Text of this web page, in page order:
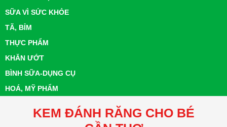
SỮA VÌ SỨC KHỎE
TÃ, BỈM
THỰC PHẨM
KHĂN ƯỚT
BÌNH SỮA-DỤNG CỤ
HOÁ, MỸ PHẨM
KEM ĐÁNH RĂNG CHO BÉ